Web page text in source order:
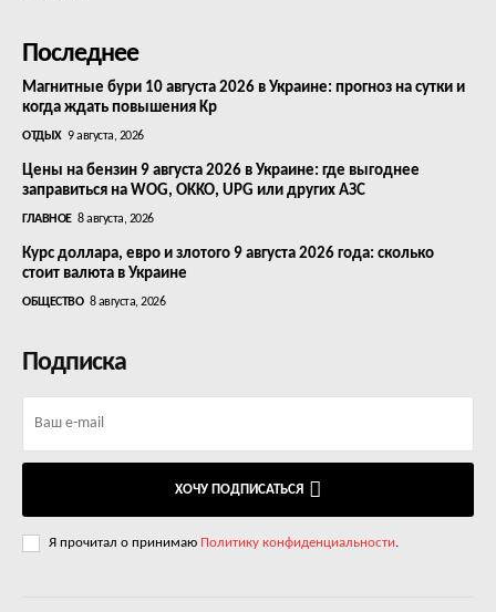
Последнее
Магнитные бури 10 августа 2026 в Украине: прогноз на сутки и
когда ждать повышения Kp
ОТДЫХ 9 августа, 2026
Цены на бензин 9 августа 2026 в Украине: где выгоднее
заправиться на WOG, OKKO, UPG или других АЗС
ГЛАВНОЕ 8 августа, 2026
Курс доллара, евро и злотого 9 августа 2026 года: сколько
стоит валюта в Украине
ОБЩЕСТВО 8 августа, 2026
Подписка
ХОЧУ ПОДПИСАТЬСЯ
Я прочитал о принимаю Политику конфиденциальности.